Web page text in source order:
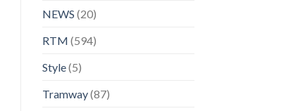
NEWS (20)
RTM (594)
Style(5)
Tramway(87)